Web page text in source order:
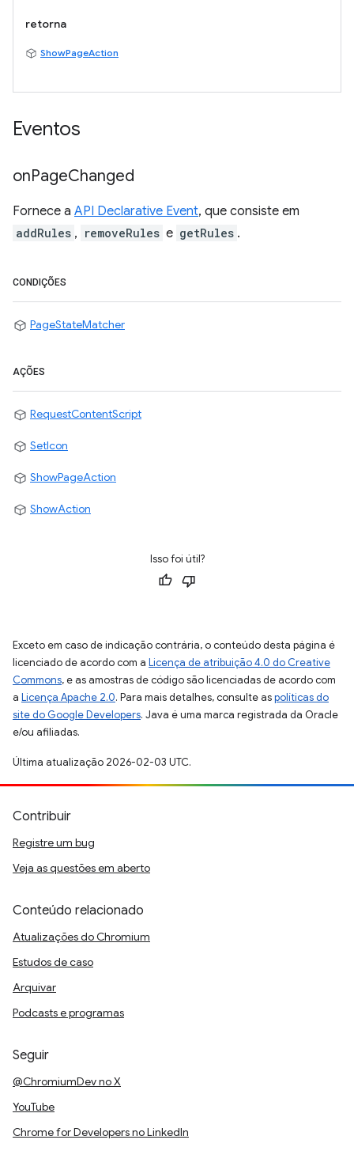
retorna
ShowPageAction
Eventos
onPageChanged
Fornece a API Declarative Event, que consiste em
addRules , removeRules e getRules .
CONDIÇÕES
PageStateMatcher
AÇÕES
RequestContentScript
SetIcon
ShowPageAction
ShowAction
Isso foi útil?
Exceto em caso de indicação contrária, o conteúdo desta página é
licenciado de acordo com a Licença de atribuição 4.0 do Creative
Commons, e as amostras de código são licenciadas de acordo com
a Licença Apache 2.0. Para mais detalhes, consulte aspolíticas do
site do Google Developers. Java é uma marca registrada da Oracle
e/ou afiliadas.
Última atualização 2026-02-03 UTC.
Contribuir
Registre um bug
Veja as questões em aberto
Conteúdo relacionado
Atualizações do Chromium
Estudos de caso
Arquivar
Podcasts e programas
Seguir
@ChromiumDev no X
YouTube
Chrome for Developers no LinkedIn